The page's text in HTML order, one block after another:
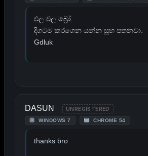
එල එල බ්‍රෝ.
දිගටම කරගෙන යන්න සුභ පතනවා.
Gdluk
DASUN UNREGISTERED
WINDOWS 7 CHROME 54
thanks bro